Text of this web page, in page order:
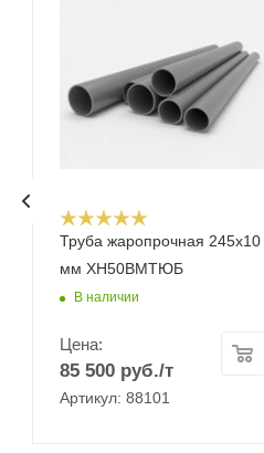
Труба жаропрочная 245х10
мм ХН50ВМТЮБ
В наличии
Цена:
85 500 руб./т
Артикул: 88101